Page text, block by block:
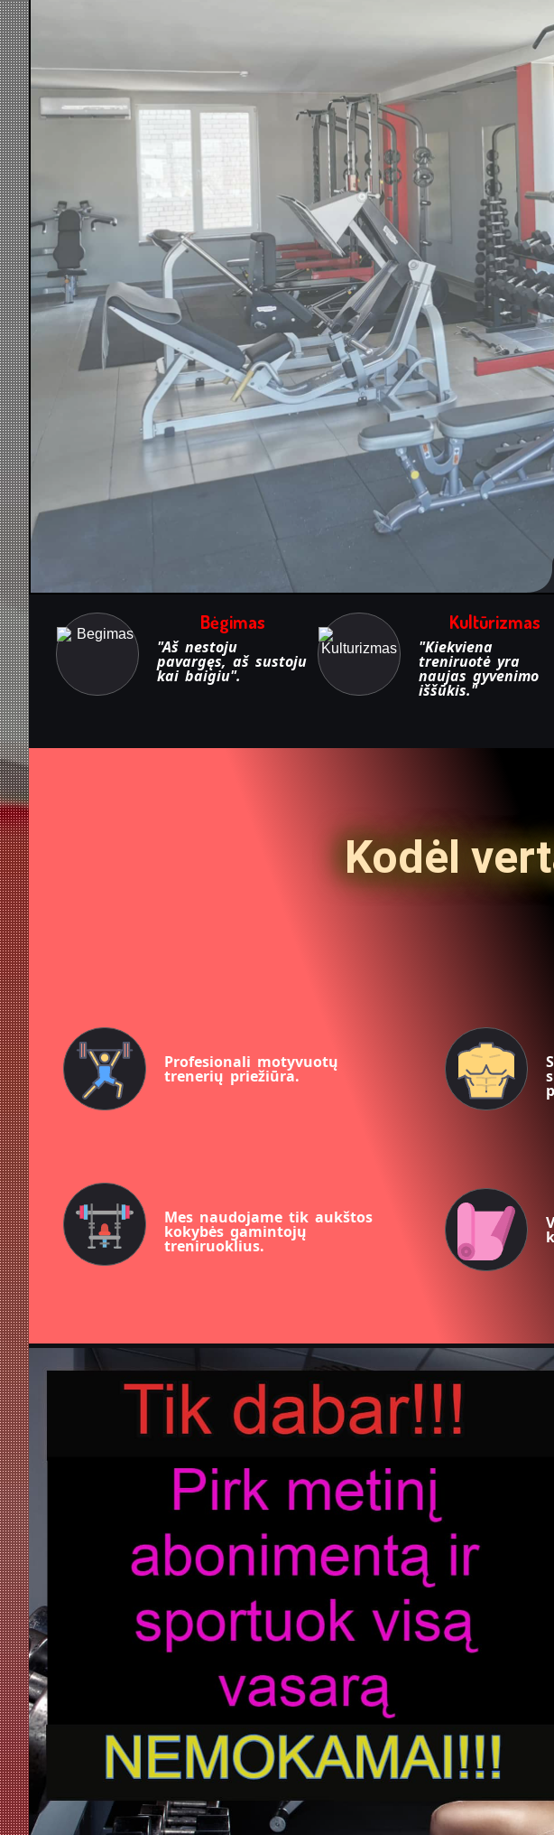
Bėgimas
"Aš nestoju
pavargęs, aš sustoju
kai baigiu".
Kultūrizmas
"Kiekviena
treniruotė yra
naujas gyvenimo
iššūkis."
Kodėl
Profesionali motyvuotų
trenerių priežiūra.
Mes naudojame tik aukštos
kokybės gamintojų
treniruoklius.